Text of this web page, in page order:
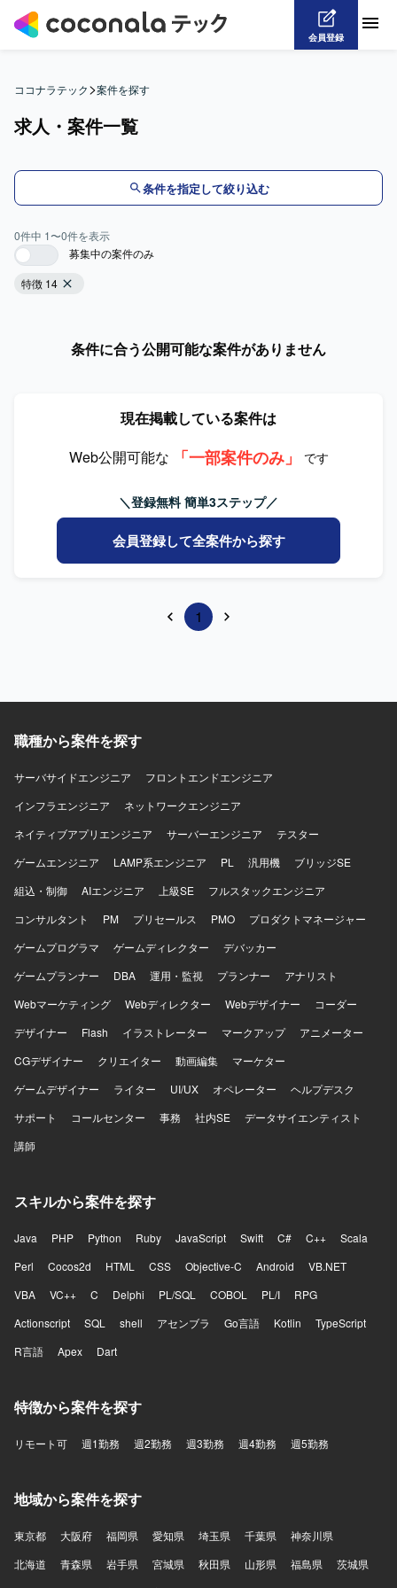
会員登録
ココナラテック>案件を探す
求人・案件一覧
条件を指定して絞り込む
0件中 1〜0件を表示
募集中の案件のみ
特徴 14
条件に合う公開可能な案件がありません
現在掲載している案件は
Web公開可能な
「一部案件のみ」 です
＼登録無料 簡単3ステップ／
会員登録して全案件から探す
1
職種から案件を探す
サーバサイドエンジニア
フロントエンドエンジニア
インフラエンジニア
ネットワークエンジニア
ネイティブアプリエンジニア
サーバーエンジニア
テスター
ゲームエンジニア
LAMP系エンジニア PL 汎用機
ブリッジSE
組込・制御
AIエンジニア 上級SE
フルスタックエンジニア
コンサルタント
PM プリセールス PMO
プロダクトマネージャー
ゲームプログラマ
ゲームディレクター
デバッカー
ゲームプランナー
DBA 運用・監視 プランナー
アナリスト
Webマーケティング
Webディレクター Webデザイナー
コーダー
デザイナー
Flash イラストレーター マークアップ
アニメーター
CGデザイナー
クリエイター 動画編集
マーケター
ゲームデザイナー
ライター UI/UX オペレーター
ヘルプデスク
サポート
コールセンター 事務 社内SE
データサイエンティスト
講師
スキルから案件を探す
Java PHP Python Ruby JavaScript Swift C# C++
Scala
Perl
Cocos2d HTML CSS Objective-C Android
VB.NET
VBA
VC++ C Delphi PL/SQL COBOL PL/I
RPG
Actionscript
SQL shell アセンブラ Go言語 Kotlin
TypeScript
R言語
Apex Dart
特徴から案件を探す
リモート可 週1勤務 週2勤務 週3勤務 週4勤務 週5勤務
地域から案件を探す
東京都 大阪府 福岡県 愛知県 埼玉県 千葉県
神奈川県
北海道
青森県 岩手県 宮城県 秋田県 山形県 福島県
茨城県